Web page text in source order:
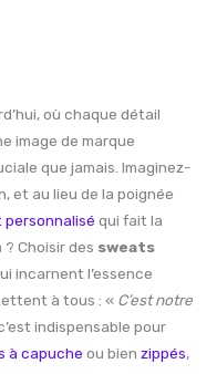
où chaque détail
image de marque
que jamais. Imaginez-
et au lieu de la poignée
personnalisé qui fait la
Choisir des sweats
incarnent l’essence
à tous : « C’est notre
indispensable pour
à capuche ou bienzippés,